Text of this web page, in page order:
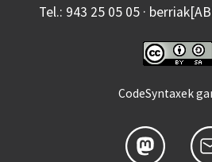
Tel.: 943 25 05 05 ·
CodeSyntaxek